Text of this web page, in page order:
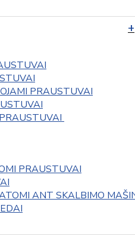
PRAUSTUVAI
PRAUSTUVAI
ANT SKALBIMO